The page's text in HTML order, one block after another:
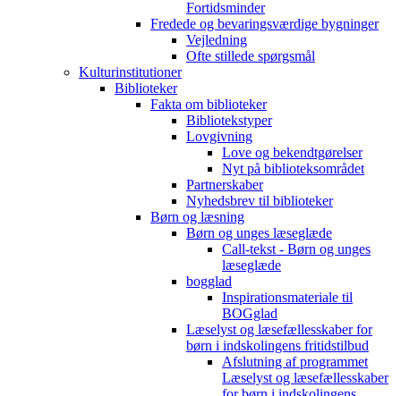
Fortidsminder
Fredede og bevaringsværdige bygninger
Vejledning
Ofte stillede spørgsmål
Kulturinstitutioner
Biblioteker
Fakta om biblioteker
Bibliotekstyper
Lovgivning
Love og bekendtgørelser
Nyt på biblioteksområdet
Partnerskaber
Nyhedsbrev til biblioteker
Børn og læsning
Børn og unges læseglæde
Call-tekst - Børn og unges
læseglæde
bogglad
Inspirationsmateriale til
BOGglad
Læselyst og læsefællesskaber for
børn i indskolingens fritidstilbud
Afslutning af programmet
Læselyst og læsefællesskaber